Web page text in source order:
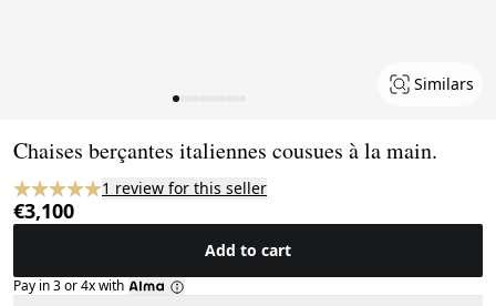
Similars
Chaises berçantes italiennes cousues à la main.
1 review for this seller
€3,100
Add to cart
Pay in 3 or 4x with